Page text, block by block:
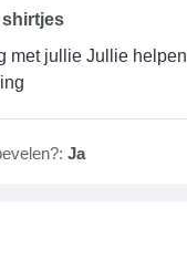
met jullie Jullie
Ja